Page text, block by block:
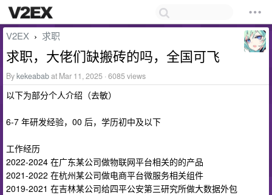
V2EX › 求职
求职，大佬们缺搬砖的吗，全国可飞
Bykekeababat Mar 11, 2025 · 6085 views
以下为部分个人介绍（去敏）
6-7 年研发经验，00 后，学历初中及以下
工作经历
2022-2024 在广东某公司做物联网平台相关的的产品
2021-2022 在杭州某公司做电商平台微服务相关组件
2019-2021 在吉林某公司给四平公安第三研究所做大数据外包